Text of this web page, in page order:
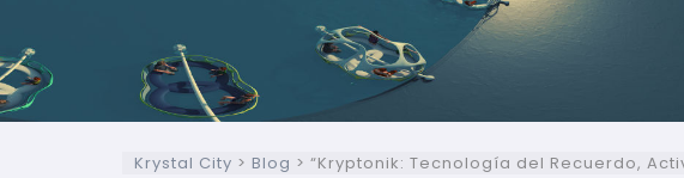
Krystal City > Blog > “Kryptonik: Tecnología del Recuerdo,